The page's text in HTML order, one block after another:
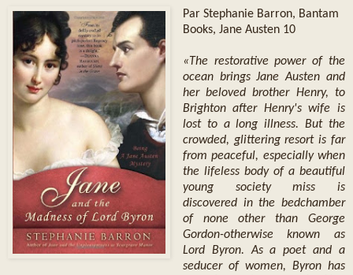
Par Stephanie Barron, Bantam
Books, Jane Austen 10
«The restorative power of the
ocean brings Jane Austen and
her beloved brother Henry, to
Brighton after Henry's wife is
lost to a long illness. But the
crowded, glittering resort is far
from peaceful, especially when
the lifeless body of a beautiful
young society miss is
discovered in the bedchamber
of none other than George
Gordon-otherwise known as
Lord Byron. As a poet and a
seducer of women, Byron has